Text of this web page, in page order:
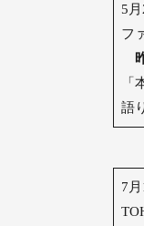
5
フ
「
語
7